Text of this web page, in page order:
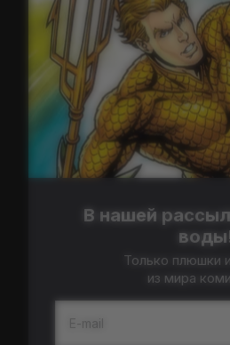
В нашей
Только плюшки
из мира
E-mail